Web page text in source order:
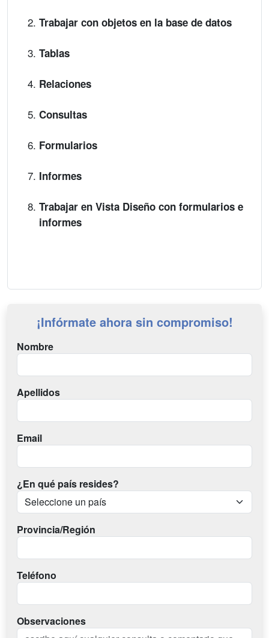
Trabajar con objetos en la base de datos
Tablas
Relaciones
Consultas
Formularios
Informes
Trabajar en Vista Diseño con formularios e
informes
¡Infórmate ahora sin compromiso!
Nombre
Apellidos
Email
¿En qué país resides?
Provincia/Región
Teléfono
Observaciones